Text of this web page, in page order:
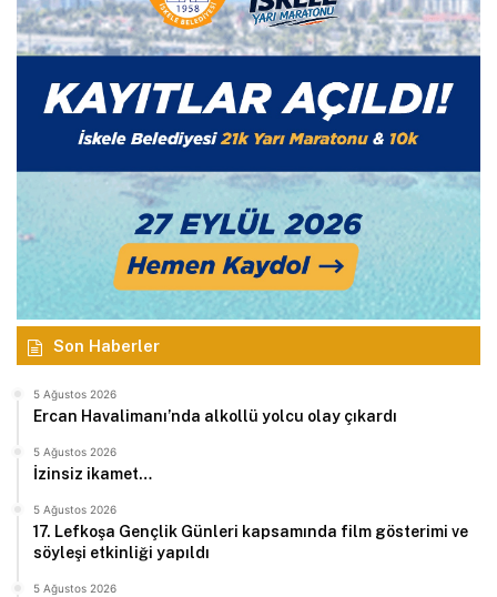
Son Haberler
5 Ağustos 2026
Ercan Havalimanı’nda alkollü yolcu olay çıkardı
5 Ağustos 2026
İzinsiz ikamet…
5 Ağustos 2026
17. Lefkoşa Gençlik Günleri kapsamında film gösterimi ve
söyleşi etkinliği yapıldı
5 Ağustos 2026